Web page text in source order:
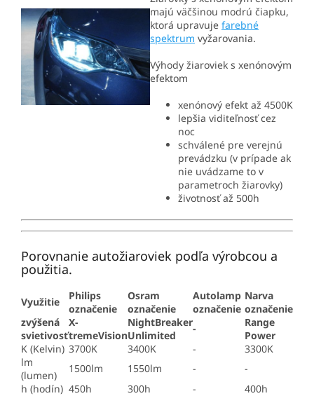
majú väčšinou modrú čiapku,
ktorá upravuje farebné
spektrum vyžarovania.
Výhody žiaroviek s xenónovým
efektom
xenónový efekt až 4500K
lepšia viditeľnosť cez
noc
schválené pre verejnú
prevádzku (v prípade ak
nie uvádzame to v
parametroch žiarovky)
životnosť až 500h
Porovnanie autožiaroviek podľa výrobcou a
použitia.
Využitie
Philips
označenie
Osram
označenie
Autolamp
označenie
Narva
označenie
zvýšená
svietivosť
X-
tremeVision
NightBreaker
Unlimited
-
Range
Power
K (Kelvin) 3700K 3400K -
3300K
lm
(lumen)
1500lm 1550lm -
-
h (hodín) 450h 300h -
400h